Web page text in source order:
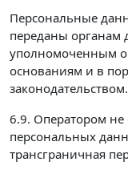
Персональные
переданы органам
уполномоченным
основаниям и в
законодательством.
6.9. Оператором не
персональных
трансграничная